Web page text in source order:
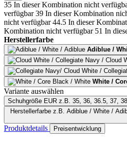
35 In dieser Kombination nicht
verfügbar 39 In dieser Kombination
nicht verfügbar 44.5 In dieser
Kombination nicht verfügbar 51 In
Herstellerfarbe
Adiblue /
White /
Variante auswählen
Schuhgröße EUR z.B. 35, 36, 36.5, 37,
Herstellerfarbez.B. Adiblue / White / Adiblue, Better Scarlet / Cloud White / Better Scarlet, Cloud White / Collegiate Navy / Cloud White, Cloud White / Core Black / Cloud White, Collegiate Navy/ Cloud White / Collegiate Navy,
Produktdetails Preisentwicklung